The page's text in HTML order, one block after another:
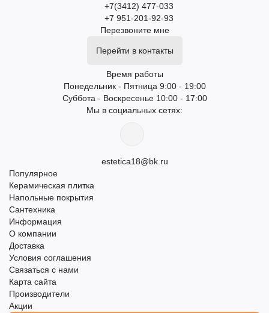
+7(3412) 477-033
+7 951-201-92-93
Перезвоните мне
Перейти в контакты
Время работы
Понедельник - Пятница 9:00 - 19:00
Суббота - Воскресенье 10:00 - 17:00
Мы в социальных сетях:
estetica18@bk.ru
Популярное
Керамическая плитка
Напольные покрытия
Сантехника
Информация
О компании
Доставка
Условия соглашения
Связаться с нами
Карта сайта
Производители
Акции